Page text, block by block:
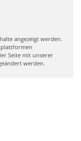
angezeigt werden.
Seite mit unserer
werden.